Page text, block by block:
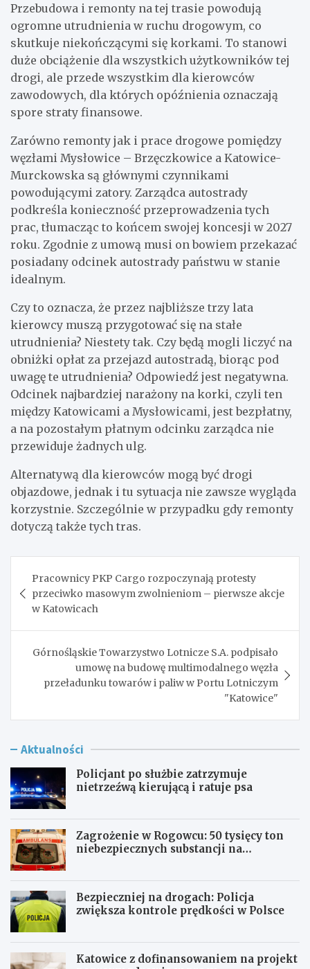
Przebudowa i remonty na tej trasie powodują
ogromne utrudnienia w ruchu drogowym, co
skutkuje niekończącymi się korkami. To stanowi
duże obciążenie dla wszystkich użytkowników tej
drogi, ale przede wszystkim dla kierowców
zawodowych, dla których opóźnienia oznaczają
spore straty finansowe.
Zarówno remonty jak i prace drogowe pomiędzy
węzłami Mysłowice – Brzęczkowice a Katowice-
Murckowska są głównymi czynnikami
powodującymi zatory. Zarządca autostrady
podkreśla konieczność przeprowadzenia tych
prac, tłumacząc to końcem swojej koncesji w 2027
roku. Zgodnie z umową musi on bowiem przekazać
posiadany odcinek autostrady państwu w stanie
idealnym.
Czy to oznacza, że przez najbliższe trzy lata
kierowcy muszą przygotować się na stałe
utrudnienia? Niestety tak. Czy będą mogli liczyć na
obniżki opłat za przejazd autostradą, biorąc pod
uwagę te utrudnienia? Odpowiedź jest negatywna.
Odcinek najbardziej narażony na korki, czyli ten
między Katowicami a Mysłowicami, jest bezpłatny,
a na pozostałym płatnym odcinku zarządca nie
przewiduje żadnych ulg.
Alternatywą dla kierowców mogą być drogi
objazdowe, jednak i tu sytuacja nie zawsze wygląda
korzystnie. Szczególnie w przypadku gdy remonty
dotyczą także tych tras.
wpisu
Pracownicy PKP Cargo rozpoczynają protesty
przeciwko masowym zwolnieniom – pierwsze akcje
w Katowicach
Górnośląskie Towarzystwo Lotnicze S.A. podpisało
umowę na budowę multimodalnego węzła
przeładunku towarów i paliw w Portu Lotniczym
"Katowice"
Aktualności
Policjant po służbie zatrzymuje
nietrzeźwą kierującą i ratuje psa
Zagrożenie w Rogowcu: 50 tysięcy ton
niebezpiecznych substancji na
Bezpieczniej na drogach: Policja
zwiększa kontrole prędkości w Polsce
Katowice z dofinansowaniem na projekt